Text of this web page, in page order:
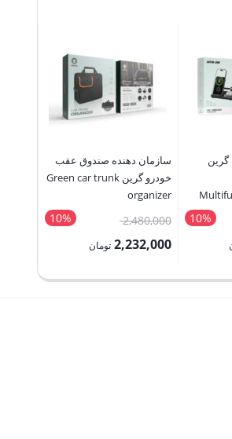
3کاره گرین
10%
سازمان دهنده صندوق عقب
خودرو گرین Green car trunk
organizer
10% 2,480,000قیمت
اصلی:
بود.
2,232,000 تومان